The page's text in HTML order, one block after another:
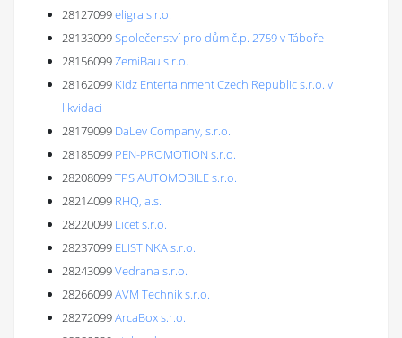
28127099eligra s.r.o.
28133099Společenství pro dům č.p. 2759 v Táboře
28156099ZemiBau s.r.o.
28162099 Kidz Entertainment Czech Republic s.r.o. v
likvidaci
28179099 DaLev Company, s.r.o.
28185099 PEN-PROMOTION s.r.o.
28208099TPS AUTOMOBILE s.r.o.
28214099 RHQ, a.s.
28220099 Licet s.r.o.
28237099 ELISTINKA s.r.o.
28243099Vedrana s.r.o.
28266099AVM Technik s.r.o.
28272099ArcaBox s.r.o.